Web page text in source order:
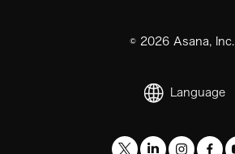
© 2026Asana, Inc.
Language